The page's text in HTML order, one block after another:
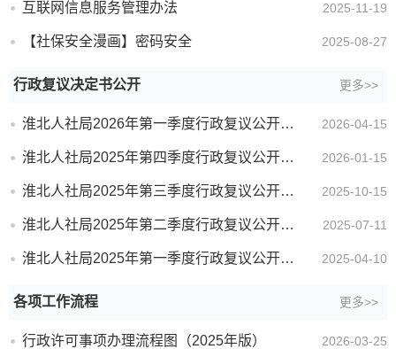
互联网信息服务管理办法 2025-11-19
【社保安全漫画】密码安全 2025-08-27
行政复议决定书公开 更多>>
淮北人社局2026年第一季度行政复议公开情况 2026-04-15
淮北人社局2025年第四季度行政复议公开情况 2026-01-15
淮北人社局2025年第三季度行政复议公开情况 2025-10-15
淮北人社局2025年第二季度行政复议公开情况 2025-07-11
淮北人社局2025年第一季度行政复议公开情况 2025-04-10
各项工作流程 更多>>
行政许可事项办理流程图（2025年版） 2026-03-25